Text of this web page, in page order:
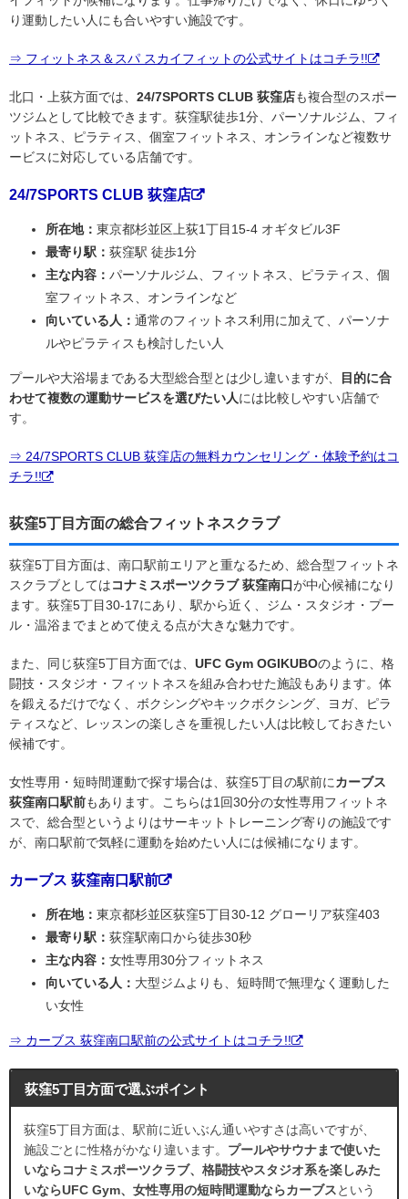
り運動したい人にも合いやすい施設です。
⇒ フィットネス＆スパ スカイフィットの公式サイトはコチラ!!
北口・上荻方面では、 24/7SPORTS CLUB 荻窪店も複合型のスポー
ツジムとして比較できます。荻窪駅徒歩1分、パーソナルジム、フィ
ットネス、ピラティス、個室フィットネス、オンラインなど複数サ
ービスに対応している店舗です。
24/7SPORTS CLUB 荻窪店
所在地： 東京都杉並区上荻1丁目15-4 オギタビル3F
最寄り駅： 荻窪駅 徒歩1分
主な内容： パーソナルジム、フィットネス、ピラティス、個
室フィットネス、オンラインなど
向いている人： 通常のフィットネス利用に加えて、パーソナ
ルやピラティスも検討したい人
プールや大浴場まである大型総合型とは少し違いますが、
目的に合
わせて複数の運動サービスを選びたい人には比較しやすい店舗で
す。
⇒ 24/7SPORTS CLUB 荻窪店の無料カウンセリング・体験予約はコ
チラ!!
荻窪5丁目方面の総合フィットネスクラブ
荻窪5丁目方面は、南口駅前エリアと重なるため、総合型フィットネ
スクラブとしてはコナミスポーツクラブ 荻窪南口が中心候補になり
ます。荻窪5丁目30-17にあり、駅から近く、ジム・スタジオ・プー
ル・温浴までまとめて使える点が大きな魅力です。
また、同じ荻窪5丁目方面では、 UFC Gym OGIKUBOのように、格
闘技・スタジオ・フィットネスを組み合わせた施設もあります。体
を鍛えるだけでなく、ボクシングやキックボクシング、ヨガ、ピラ
ティスなど、レッスンの楽しさを重視したい人は比較しておきたい
候補です。
女性専用・短時間運動で探す場合は、荻窪5丁目の駅前にカーブス
荻窪南口駅前もあります。こちらは1回30分の女性専用フィットネ
スで、総合型というよりはサーキットトレーニング寄りの施設です
が、南口駅前で気軽に運動を始めたい人には候補になります。
カーブス 荻窪南口駅前
所在地： 東京都杉並区荻窪5丁目30-12 グローリア荻窪403
最寄り駅： 荻窪駅南口から徒歩30秒
主な内容： 女性専用30分フィットネス
向いている人： 大型ジムよりも、短時間で無理なく運動した
い女性
⇒ カーブス 荻窪南口駅前の公式サイトはコチラ!!
荻窪5丁目方面で選ぶポイント
荻窪5丁目方面は、駅前に近いぶん通いやすさは高いですが、
施設ごとに性格がかなり違います。 プールやサウナまで使いた
いならコナミスポーツクラブ、格闘技やスタジオ系を楽しみた
いならUFC Gym、女性専用の短時間運動ならカーブスという